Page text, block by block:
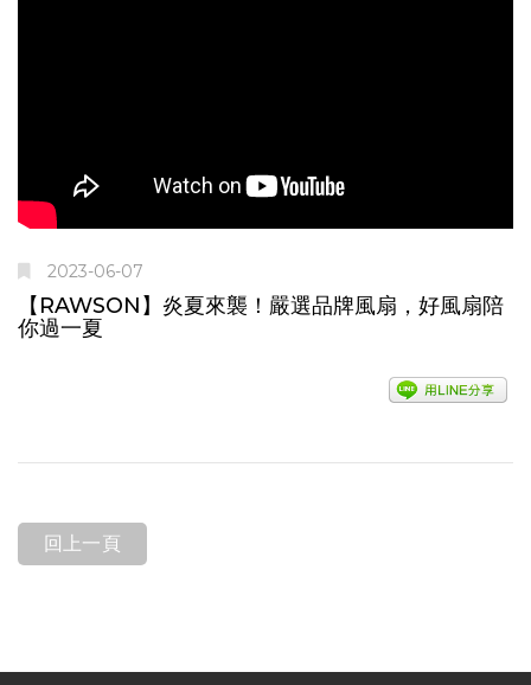
2023-06-07
【RAWSON】炎夏來襲！嚴選品牌風扇，好風扇陪
你過一夏
回上一頁